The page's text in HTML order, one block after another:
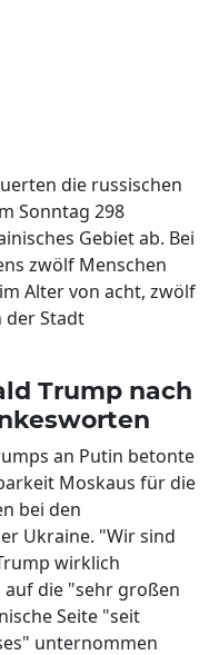
die russischen
Sonntag 298
Gebiet ab. Bei
zwölf Menschen
Alter von acht, zwölf
der Stadt
Trump nach
an Putin betonte
Moskaus für die
bei den
Ukraine. "Wir sind
wirklich
die "sehr großen
Seite "seit
unternommen